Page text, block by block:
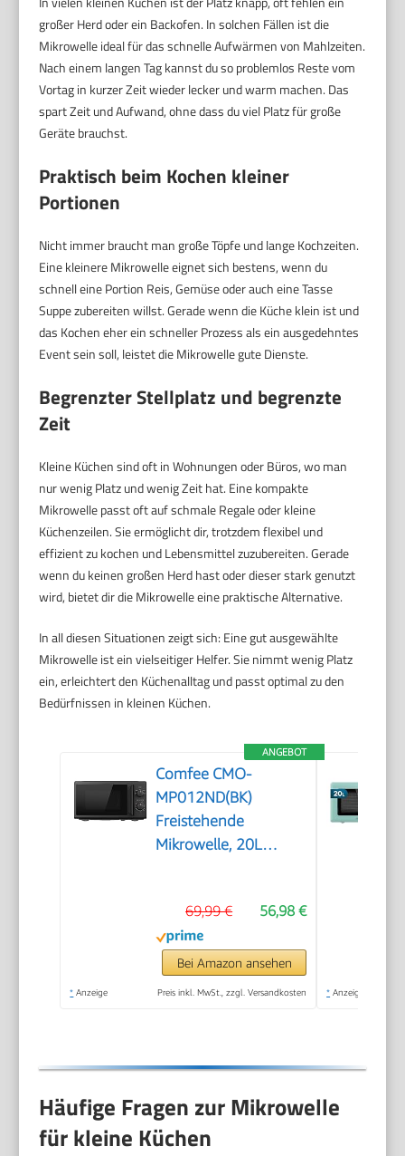
großer Herd oder ein Backofen. In solchen Fällen ist die
Mikrowelle ideal für das schnelle Aufwärmen von Mahlzeiten.
Nach einem langen Tag kannst du so problemlos Reste vom
Vortag in kurzer Zeit wieder lecker und warm machen. Das
spart Zeit und Aufwand, ohne dass du viel Platz für große
Geräte brauchst.
Praktisch beim Kochen kleiner
Portionen
Nicht immer braucht man große Töpfe und lange Kochzeiten.
Eine kleinere Mikrowelle eignet sich bestens, wenn du
schnell eine Portion Reis, Gemüse oder auch eine Tasse
Suppe zubereiten willst. Gerade wenn die Küche klein ist und
das Kochen eher ein schneller Prozess als ein ausgedehntes
Event sein soll, leistet die Mikrowelle gute Dienste.
Begrenzter Stellplatz und begrenzte
Zeit
Kleine Küchen sind oft in Wohnungen oder Büros, wo man
nur wenig Platz und wenig Zeit hat. Eine kompakte
Mikrowelle passt oft auf schmale Regale oder kleine
Küchenzeilen. Sie ermöglicht dir, trotzdem flexibel und
effizient zu kochen und Lebensmittel zuzubereiten. Gerade
wenn du keinen großen Herd hast oder dieser stark genutzt
wird, bietet dir die Mikrowelle eine praktische Alternative.
In all diesen Situationen zeigt sich: Eine gut ausgewählte
Mikrowelle ist ein vielseitiger Helfer. Sie nimmt wenig Platz
ein, erleichtert den Küchenalltag und passt optimal zu den
Bedürfnissen in kleinen Küchen.
ANGEBOT
Comfee CMO-
MP012ND(BK)
Freistehende
Mikrowelle, 20L
klein mit 5
Leistungsstufen,
Drehteller,
Auftaufunktion für
56,98 €
69,99 €
Bei Amazon ansehen
* Anzeige Preis inkl. MwSt., zzgl. Versandkosten * Anzeige
Häufige Fragen zur Mikrowelle
für kleine Küchen